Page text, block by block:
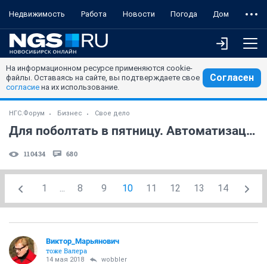
Недвижимость Работа Новости Погода Дом
На информационном ресурсе применяются cookie-
файлы. Оставаясь на сайте, вы подтверждаете свое
согласие на их использование.
Согласен
НГС.Форум Бизнес Свое дело
Для поболтать в пятницу. Автоматизация и налоги
110434 680
1 ... 8 9 10 11 12 13 14
Виктор_Марьянович
тоже Валера
14 мая 2018 wobbler